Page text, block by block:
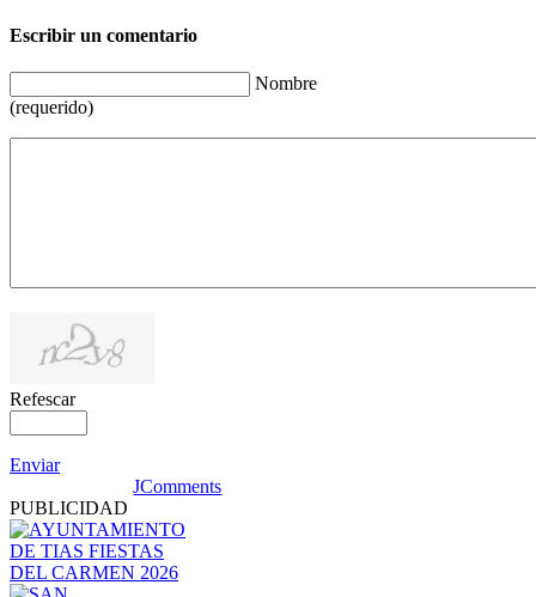
Escribir un comentario
Nombre
(requerido)
Refescar
Enviar
JComments
PUBLICIDAD